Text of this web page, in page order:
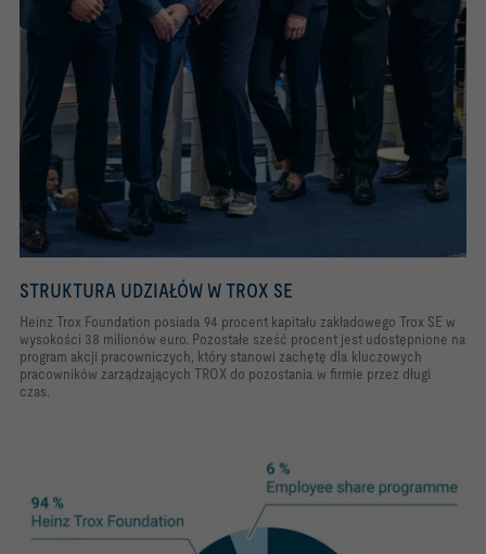
STRUKTURA UDZIAŁÓW W TROX SE
Heinz Trox Foundation posiada 94 procent kapitału zakładowego Trox SE w
wysokości 38 milionów euro. Pozostałe sześć procent jest udostępnione na
program akcji pracowniczych, który stanowi zachętę dla kluczowych
pracowników zarządzających TROX do pozostania w firmie przez długi
czas.